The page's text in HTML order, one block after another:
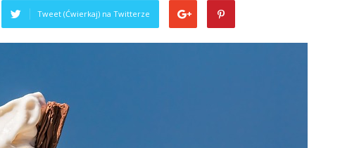
Tweet (Ćwierkaj) na Twitterze